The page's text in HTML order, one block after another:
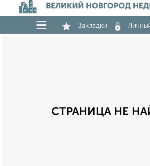
ВЕЛИКИЙ НОВГОРОД
Закладки
СТРАНИЦА НЕ